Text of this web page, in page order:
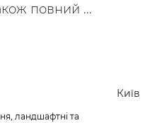
повний ...
Київ
ландшафтні та